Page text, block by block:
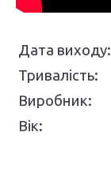
Дата виходу:
Тривалість:
Виробник:
Вік: